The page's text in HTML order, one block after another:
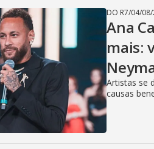
DO R7/04/
Ana
mais:
Artistas se
causas